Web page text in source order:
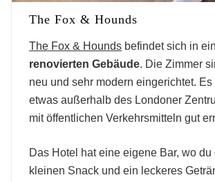
The Fox & Hounds
The Fox & Hounds befindet sich in
renovierten Gebäude. Die Zimmer
neu und sehr modern eingerichtet.
etwas außerhalb des Londoner
mit öffentlichen Verkehrsmitteln gut
Das Hotel hat eine eigene Bar, wo du
kleinen Snack und ein leckeres